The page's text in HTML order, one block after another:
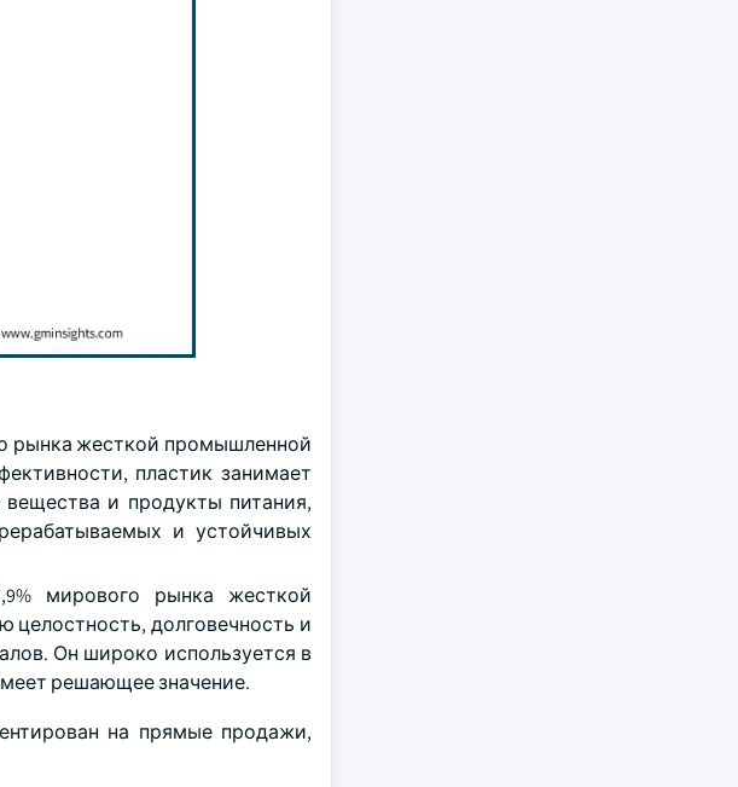
рынка жесткой промышленной
пластик занимает
и продукты питания,
и устойчивых
мирового рынка жесткой
долговечность и
Он широко используется в
решающее значение.
на прямые продажи,